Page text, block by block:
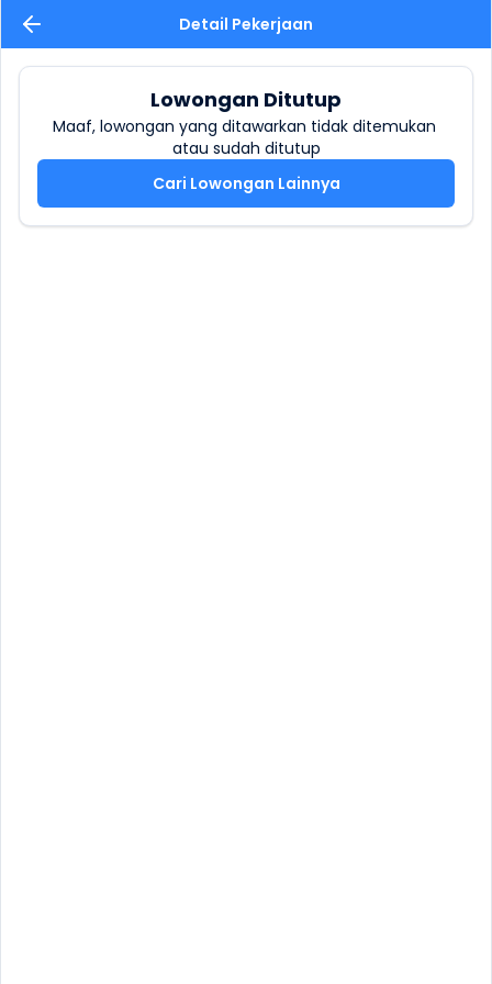
Detail Pekerjaan
Lowongan Ditutup
Maaf, lowongan yang ditawarkan tidak ditemukan
atau sudah ditutup
Cari Lowongan Lainnya